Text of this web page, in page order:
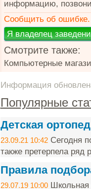
информацию,
Сообщить об ошибке.
Смотрите также:
Компьютерные
Информация
Популярные
Детская
23.09.21 10:42Сегодня
также претерпела
Правила
29.07.19 10:00Школьная